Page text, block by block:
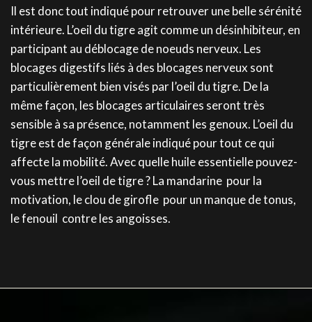
Il est donc tout indiqué pour retrouver une belle sérénité
intérieure. L’oeil du tigre agit comme un désinhibiteur, en
participant au déblocage de noeuds nerveux. Les
blocages digestifs liés à des blocages nerveux sont
particulièrement bien visés par l’oeil du tigre. De la
même façon, les blocages articulaires seront très
sensible à sa présence, notamment les genoux. L’oeil du
tigre est de façon générale indiqué pour tout ce qui
affecte la mobilité. Avec quelle huile essentielle pouvez-
vous mettre l’oeil de tigre ? La mandarine pour la
motivation, le clou de girofle pour un manque de tonus,
le fenouil contre les angoisses.